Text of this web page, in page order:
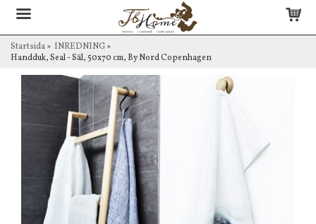
Startsida» INREDNING»
Handduk, Seal - Säl, 50x70 cm, By Nord Copenhagen